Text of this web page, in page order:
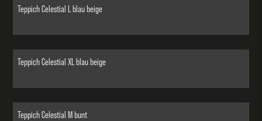
Teppich Celestial L blau beige
Teppich Celestial XL blau beige
Teppich Celestial M bunt